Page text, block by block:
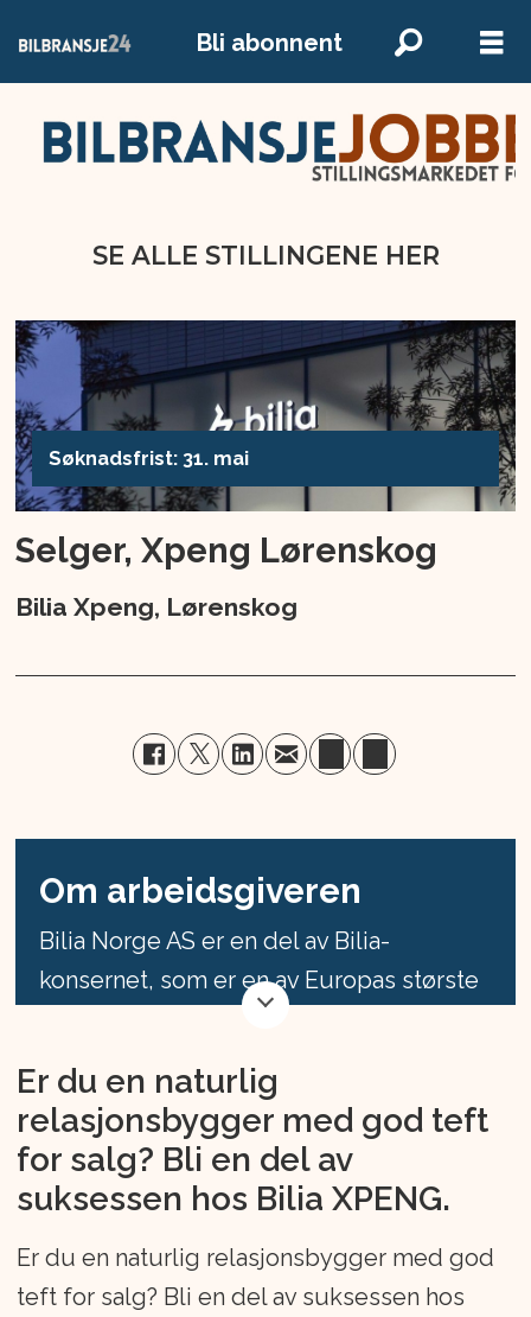
Bli abonnent
SE ALLE STILLINGENE HER
Søknadsfrist: 31. mai
Selger, Xpeng Lørenskog
Bilia Xpeng, Lørenskog
Om arbeidsgiveren
Bilia Norge AS er en del av Bilia-
konsernet, som er en av Europas største
Luxembourg. Bilia-konsernet er
børsnotert i Stockholm. Bilia i Norge
tilbyr bilsalg, verkstedtjenester samt
tilbehørs- og reservedelssalg for BMW,
MINI, Volvo, Jaguar Land Rover og
Xpeng. Vi er lokalisert i Oslo, Akershus,
Er du en naturlig
relasjonsbygger med god teft
for salg? Bli en del av
suksessen hos Bilia XPENG.
Er du en naturlig relasjonsbygger med god
teft for salg? Bli en del av suksessen hos